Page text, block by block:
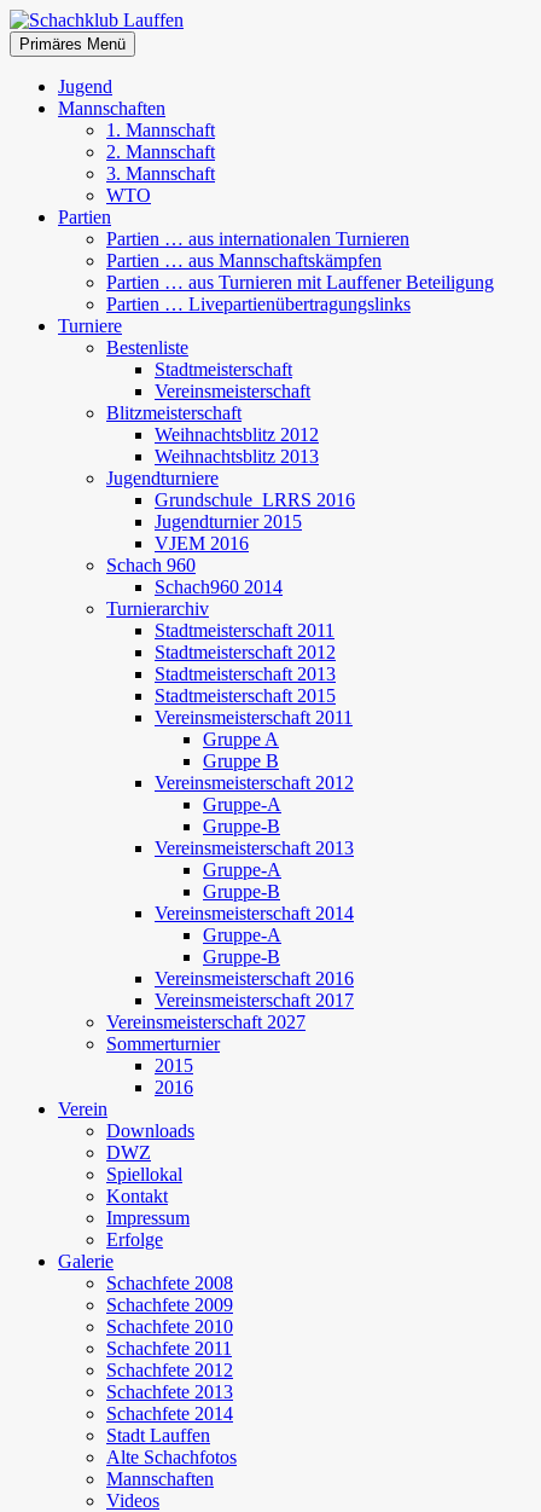
Zum
Inhalt
springen
Schachklub Lauffen
Suchen
Primäres Menü
Jugend
Mannschaften
1. Mannschaft
2. Mannschaft
3. Mannschaft
WTO
Partien
Partien … aus internationalen Turnieren
Partien … aus Mannschaftskämpfen
Partien … aus Turnieren mit Lauffener Beteiligung
Partien … Livepartienübertragungslinks
Turniere
Bestenliste
Stadtmeisterschaft
Vereinsmeisterschaft
Blitzmeisterschaft
Weihnachtsblitz 2012
Weihnachtsblitz 2013
Jugendturniere
Grundschule_LRRS 2016
Jugendturnier 2015
VJEM 2016
Schach 960
Schach960 2014
Turnierarchiv
Stadtmeisterschaft 2011
Stadtmeisterschaft 2012
Stadtmeisterschaft 2013
Stadtmeisterschaft 2015
Vereinsmeisterschaft 2011
Gruppe A
Gruppe B
Vereinsmeisterschaft 2012
Gruppe-A
Gruppe-B
Vereinsmeisterschaft 2013
Gruppe-A
Gruppe-B
Vereinsmeisterschaft 2014
Gruppe-A
Gruppe-B
Vereinsmeisterschaft 2016
Vereinsmeisterschaft 2017
Vereinsmeisterschaft 2027
Sommerturnier
2015
2016
Verein
Downloads
DWZ
Spiellokal
Kontakt
Impressum
Erfolge
Galerie
Schachfete 2008
Schachfete 2009
Schachfete 2010
Schachfete 2011
Schachfete 2012
Schachfete 2013
Schachfete 2014
Stadt Lauffen
Alte Schachfotos
Mannschaften
Videos